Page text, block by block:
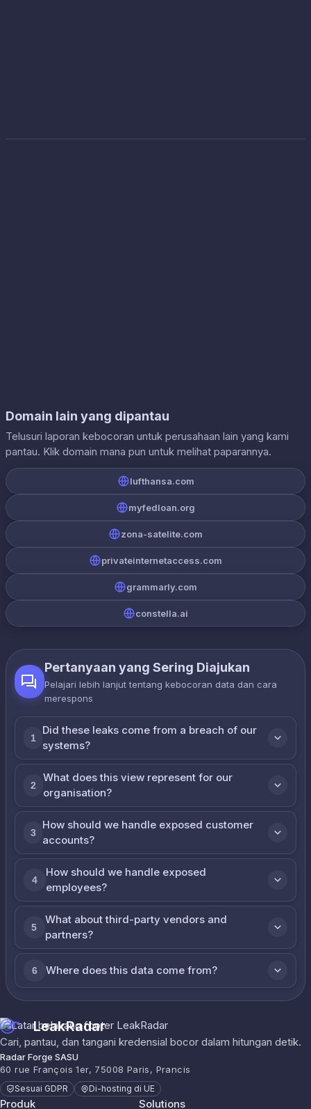
Domain lain yang dipantau
Telusuri laporan kebocoran untuk perusahaan lain yang kami
pantau. Klik domain mana pun untuk melihat paparannya.
lufthansa.com
myfedloan.org
zona-satelite.com
privateinternetaccess.com
grammarly.com
constella.ai
Pertanyaan yang Sering Diajukan
Pelajari lebih lanjut tentang kebocoran data dan cara
merespons
1
Did these leaks come from a breach of our
systems?
2
What does this view represent for our
organisation?
3
How should we handle exposed customer
accounts?
4
How should we handle exposed
employees?
5
What about third-party vendors and
partners?
6 Where does this data come from?
LeakRadar
Cari, pantau, dan tangani kredensial bocor dalam hitungan detik.
Radar Forge SASU
60 rue François 1er, 75008 Paris, Prancis
Sesuai GDPR Di-hosting di UE
Produk Solutions